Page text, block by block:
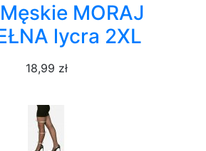
MORAJ
lycra 2XL
18,99 zł